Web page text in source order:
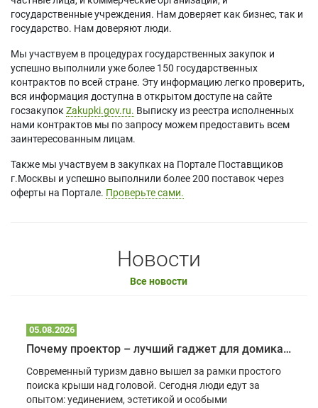
государственные учреждения. Нам доверяет как бизнес, так и
государство. Нам доверяют люди.
Мы участвуем в процедурах государственных закупок и
успешно выполнили уже более 150 государственных
контрактов по всей стране. Эту информацию легко проверить,
вся информация доступна в открытом доступе на сайте
госзакупок Zakupki.gov.ru. Выписку из реестра исполненных
нами контрактов мы по запросу можем предоставить всем
заинтересованным лицам.
Также мы участвуем в закупках на Портале Поставщиков
г.Москвы и успешно выполнили более 200 поставок через
оферты на Портале. Проверьте сами.
Новости
Все новости
05.08.2026
Почему проектор – лучший гаджет для домика в глэмпинге
Современный туризм давно вышел за рамки простого
поиска крыши над головой. Сегодня люди едут за
опытом: уединением, эстетикой и особыми